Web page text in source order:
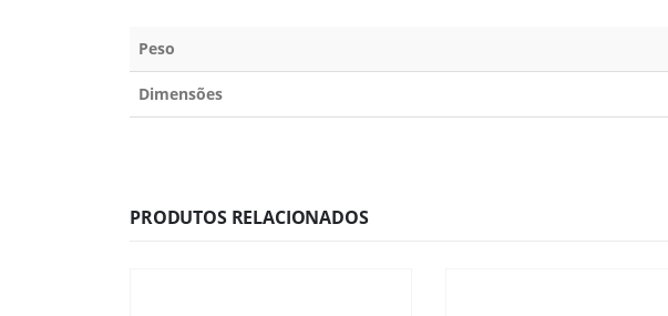
Peso
Dimensões
PRODUTOS RELACIONADOS